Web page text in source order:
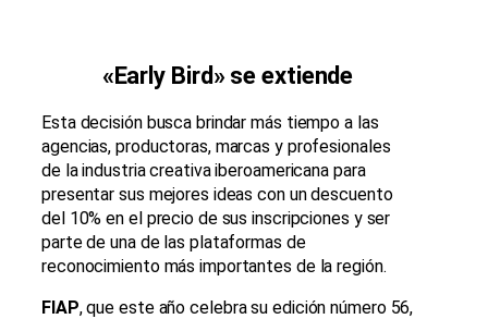
«Early Bird» se extiende
Esta decisión busca brindar más tiempo a las
agencias, productoras, marcas y profesionales
de la industria creativa iberoamericana para
presentar sus mejores ideas con un descuento
del 10% en el precio de sus inscripciones y ser
parte de una de las plataformas de
reconocimiento más importantes de la región.
FIAP, que este año celebra su edición número 56,